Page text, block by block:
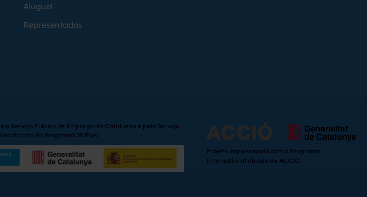
Aluguel
Representadas
Serviço Público de Emprego da Catalunha e pelo Serviço
âmbito do Programa 30 Plus.
Projeto impulsionado com o Programa
International eTrade da ACCIÓ.